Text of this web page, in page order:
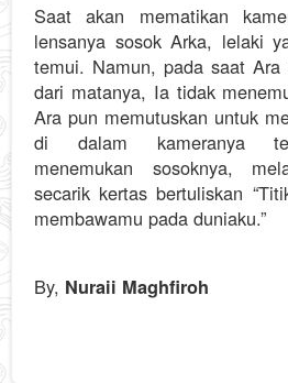
Saat akan mematikan
lensanya sosok Arka, lelaki
temui. Namun, pada saat Ara
dari matanya, Ia tidak
Ara pun memutuskan untuk
di dalam kameranya
menemukan sosoknya,
secarik kertas bertuliskan
membawamu pada duniaku.”
By, Nuraii Maghfiroh